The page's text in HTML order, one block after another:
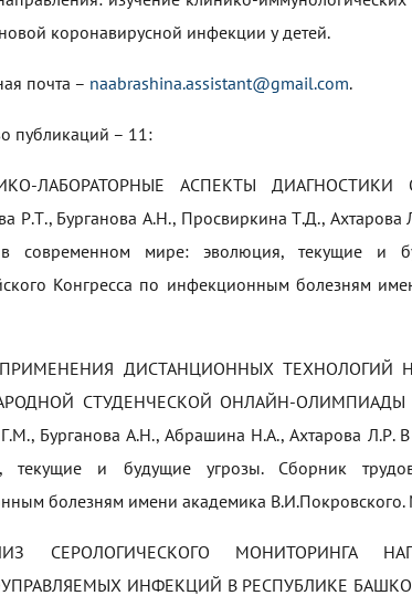
коронавирусной инфекции у детей.
почта – naabrashina.assistant@gmail.com.
публикаций – 11:
ЛАБОРАТОРНЫЕ АСПЕКТЫ
Р.Т., Бурганова А.Н., Просвиркина Т.Д.,
современном мире: эволюция, текущие и
Конгресса по инфекционным болезням
ДИСТАНЦИОННЫХ ТЕХНОЛОГИЙ
СТУДЕНЧЕСКОЙ ОНЛАЙН-ОЛИМПИАДЫ
Бурганова А.Н., Абрашина Н.А., Ахтарова
текущие и будущие угрозы. Сборник
болезням имени академика В.И.Покровского.
СЕРОЛОГИЧЕСКОГО МОНИТОРИНГА
ИНФЕКЦИЙ В РЕСПУБЛИКЕ